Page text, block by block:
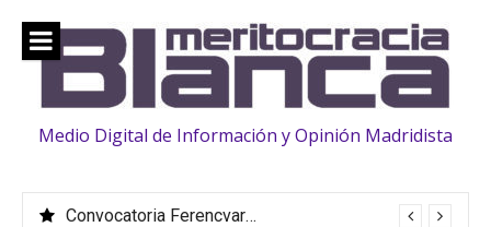
contenido
Medio Digital de Información y Opinión Madridista
Convocatoria Ferencvaros: La familia «crece» con la llegada de Vinicius, Bernardo Silva, Huijsen y Rüdiger